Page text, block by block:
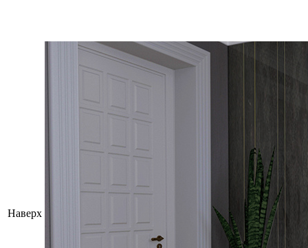
Наверх